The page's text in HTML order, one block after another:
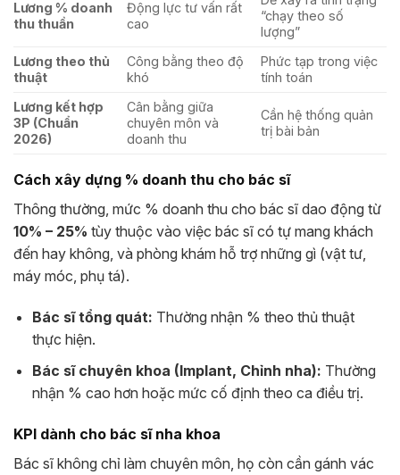
Lương % doanh
thu thuần
Động lực tư vấn rất
cao
“chạy theo số
lượng”
Lương theo thủ
thuật
Công bằng theo độ
khó
Phức tạp trong việc
tính toán
Lương kết hợp
3P (Chuẩn
2026)
Cân bằng giữa
chuyên môn và
doanh thu
Cần hệ thống quản
trị bài bản
Cách xây dựng % doanh thu cho bác sĩ
Thông thường, mức % doanh thu cho bác sĩ dao động từ
10% – 25% tùy thuộc vào việc bác sĩ có tự mang khách
đến hay không, và phòng khám hỗ trợ những gì (vật tư,
máy móc, phụ tá).
Bác sĩ tổng quát: Thường nhận % theo thủ thuật
thực hiện.
Bác sĩ chuyên khoa (Implant, Chỉnh nha): Thường
nhận % cao hơn hoặc mức cố định theo ca điều trị.
KPI dành cho bác sĩ nha khoa
Bác sĩ không chỉ làm chuyên môn, họ còn cần gánh vác